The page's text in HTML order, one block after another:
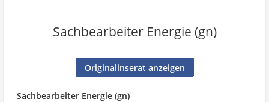
Sachbearbeiter Energie (gn)
Originalinserat anzeigen
Sachbearbeiter Energie (gn)